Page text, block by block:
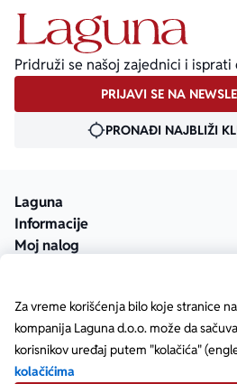
Za vreme korišćenja bilo koje stranice
kompanija Laguna d.o.o. može da
korisnikov uređaj putem "kolačića"
kolačićima
Pridruži se našoj zajednici i isprati
PRIJAVI SE NA
PRONAĐI NAJBLIŽI
Laguna
Informacije
Moj nalog